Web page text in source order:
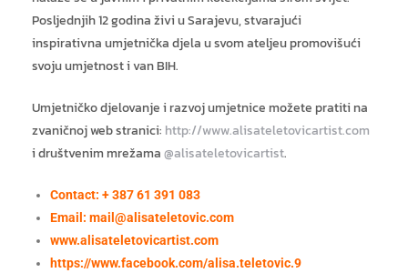
Posljednjih 12 godina živi u Sarajevu, stvarajući
inspirativna umjetnička djela u svom ateljeu promovišući
svoju umjetnost i van BIH.
Umjetničko djelovanje i razvoj umjetnice možete pratiti na
zvaničnoj web stranici: http://www.alisateletovicartist.com
i društvenim mrežama@alisateletovicartist.
Contact: + 387 61 391 083
Email: mail@alisateletovic.com
www.alisateletovicartist.com
https://www.facebook.com/alisa.teletovic.9